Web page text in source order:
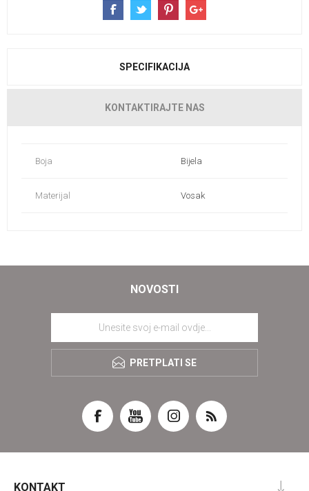
SPECIFIKACIJA
KONTAKTIRAJTE NAS
Boja Bijela
Materijal Vosak
NOVOSTI
PRETPLATI SE
KONTAKT